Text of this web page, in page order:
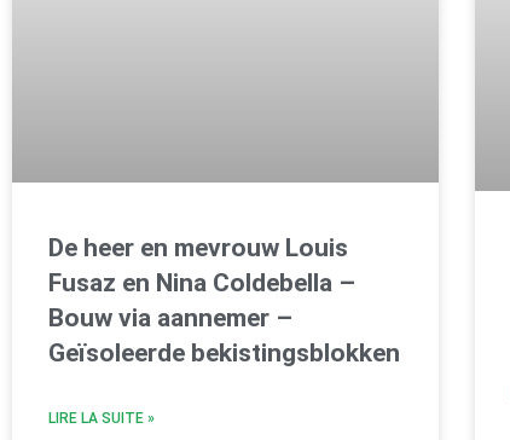
De heer en mevrouw Louis
Fusaz en Nina Coldebella –
Bouw via aannemer –
Geïsoleerde bekistingsblokken
LIRE LA SUITE »